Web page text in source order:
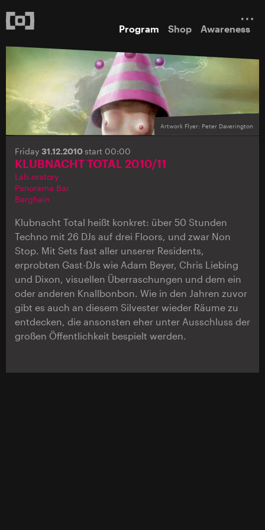
Program Shop Awareness
Artwork Flyer: Peter Daverington
Friday 31.12.2010start 00:00
KLUBNACHT TOTAL 2010/11
Lab.oratory
Panorama Bar
Berghain
Klubnacht Total heißt konkret: über 50 Stunden
Techno mit 26 DJs auf drei Floors, und zwar Non
Stop. Mit Sets fast aller unserer Residents,
erprobten Gast-DJs wie Adam Beyer, Chris Liebing
und Dixon, visuellen Überraschungen und dem ein
oder anderen Knallbonbon. Wie in den Jahren zuvor
gibt es auch an diesem Silvester wieder Räume zu
entdecken, die ansonsten eher unter Ausschluss der
großen Öffentlichkeit bespielt werden.